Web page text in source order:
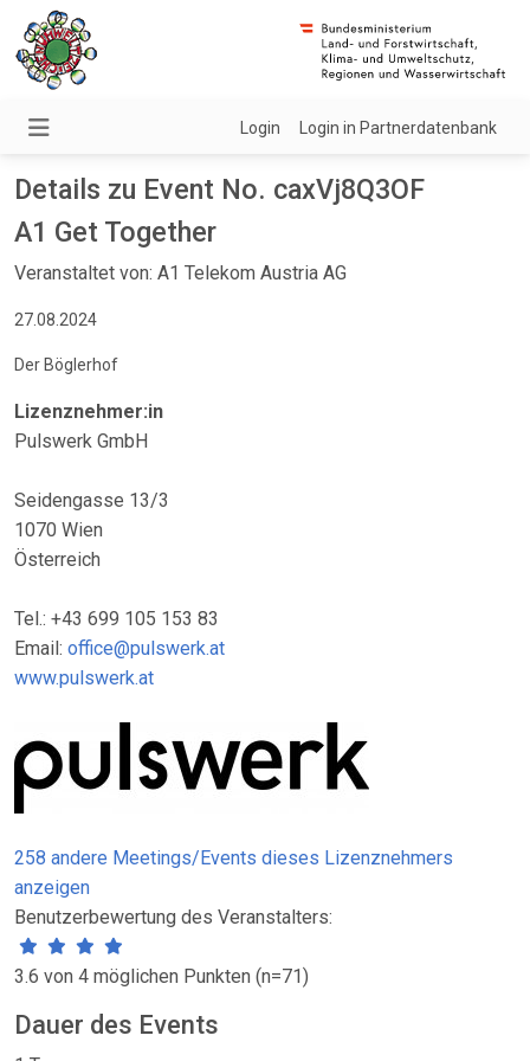
Login Login in Partnerdatenbank
Details zu Event No. caxVj8Q3OF
A1 Get Together
Veranstaltet von: A1 Telekom Austria AG
27.08.2024
Der Böglerhof
Lizenznehmer:in
Pulswerk GmbH
Seidengasse 13/3
1070 Wien
Österreich
Tel.: +43 699 105 153 83
Email: office@pulswerk.at
www.pulswerk.at
258 andere Meetings/Events dieses Lizenznehmers
anzeigen
Benutzerbewertung des Veranstalters:
3.6 von 4 möglichen Punkten (n=71)
Dauer des Events